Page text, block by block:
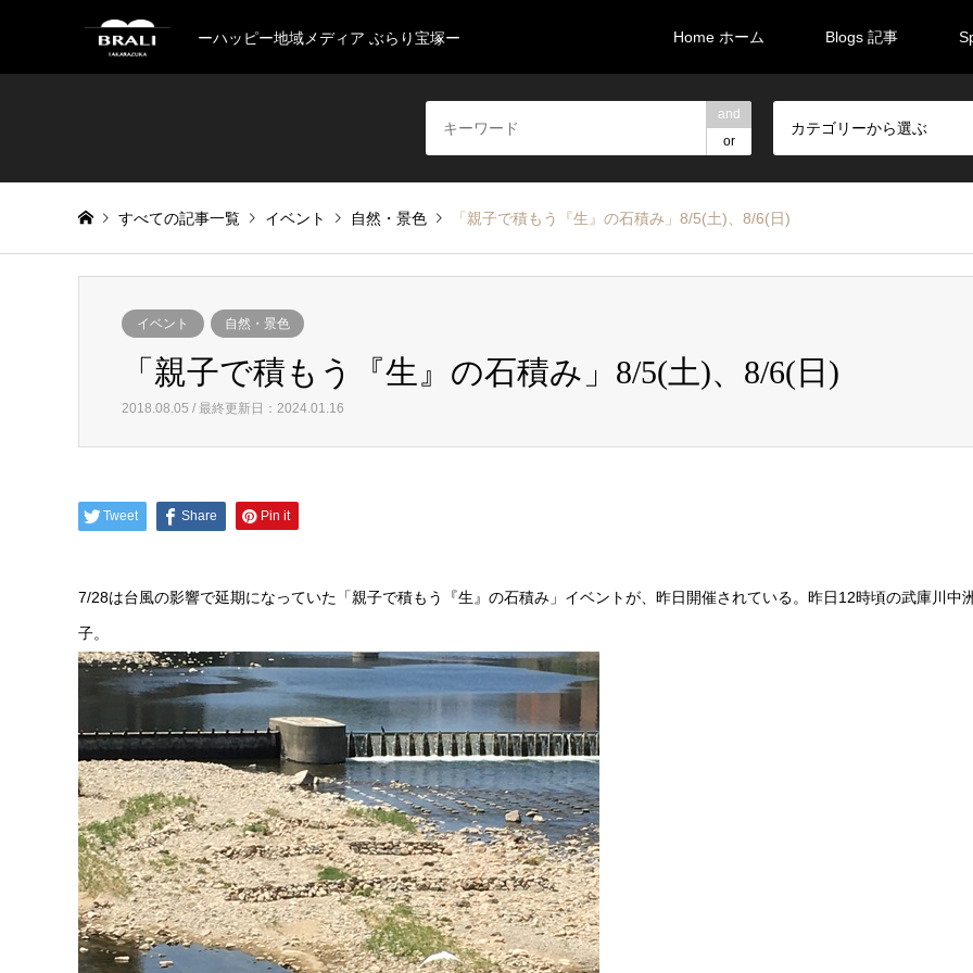
ーハッピー地域メディア ぶらり宝塚ー Home ホーム Blogs 記事
and
or
カテゴリーから選ぶ
すべての記事一覧 イベント 自然・景色 「親子で積もう『生』の石積み」8/5(土)、8/6(日)
イベント 自然・景色
「親子で積もう『生』の石積み」8/5(土)、8/6(日)
2018.08.05 / 最終更新日：2024.01.16
Tweet Share Pin it
7/28は台風の影響で延期になっていた「親子で積もう『生』の石積み」イベントが、昨日開催されている。昨日12時頃の武庫川中
子。